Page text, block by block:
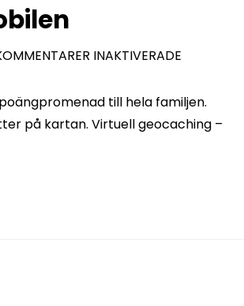
INAKTIVERADE
EN
SKATTJAKT
till hela familjen.
på kartan. Virtuell geocaching –